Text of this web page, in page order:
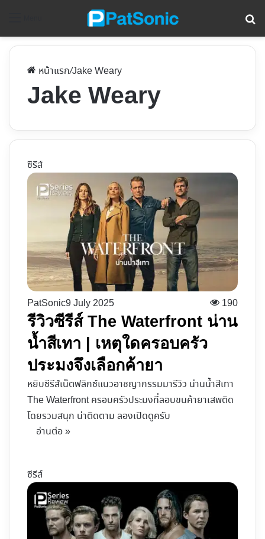
หน้าแรก/Jake Weary
Jake Weary
ซีรีส์
PatSonic9 July 2025 190
รีวิวซีรีส์ The Waterfront น่าน
น้ำสีเทา | เหตุใดครอบครัว
ประมงจึงเลือกค้ายา
หยิบซีรีส์เน็ตฟลิกซ์แนวอาชญากรรมมารีวิว น่านน้ำสีเทา
The Waterfront ครอบครัวประมงที่ลอบขนค้ายาเสพติด
โดยรวมสนุก น่าติดตาม ลองเปิดดูครับ
อ่านต่อ »
ซีรีส์